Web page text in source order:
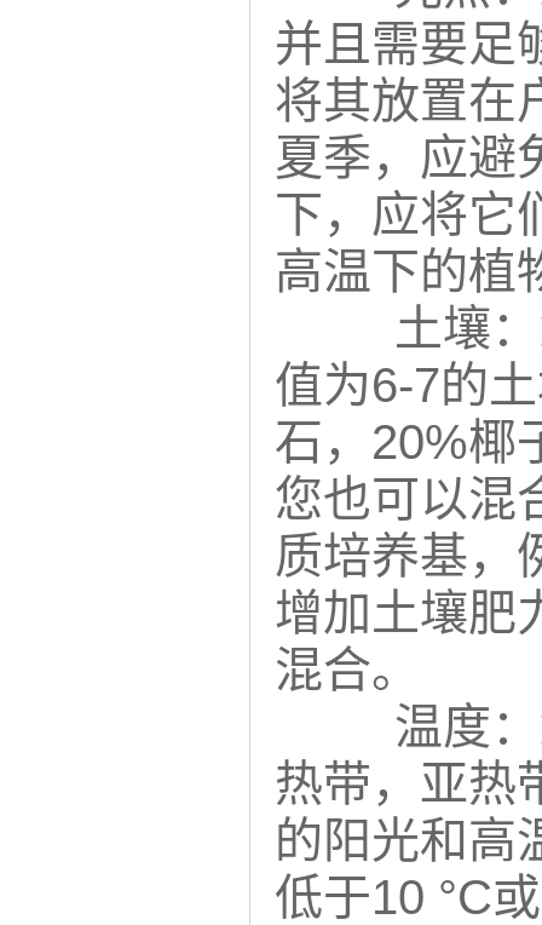
并且需要足
将其放置在
夏季，应避
下，应将它
高温下的植
土壤
值为6-7的
石，20%椰
您也可以混
质培养基，
增加土壤肥
混合。
温度
热带，亚热
的阳光和高
低于10 °C